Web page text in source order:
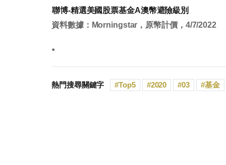
聯博-精選美國股票基金A澳幣避險級別
資料數據：Morningstar，原幣計價，4/7/2022
。
熱門搜尋關鍵字 Top5 2020 03 基金